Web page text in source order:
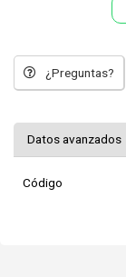
¿Preguntas?
Datos avanzados
Código